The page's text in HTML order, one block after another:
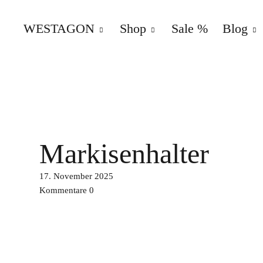
WESTAGON Shop Sale % Blog
WESTAGON – Overland –
Markisenhalter
17. November 2025
Kommentare 0